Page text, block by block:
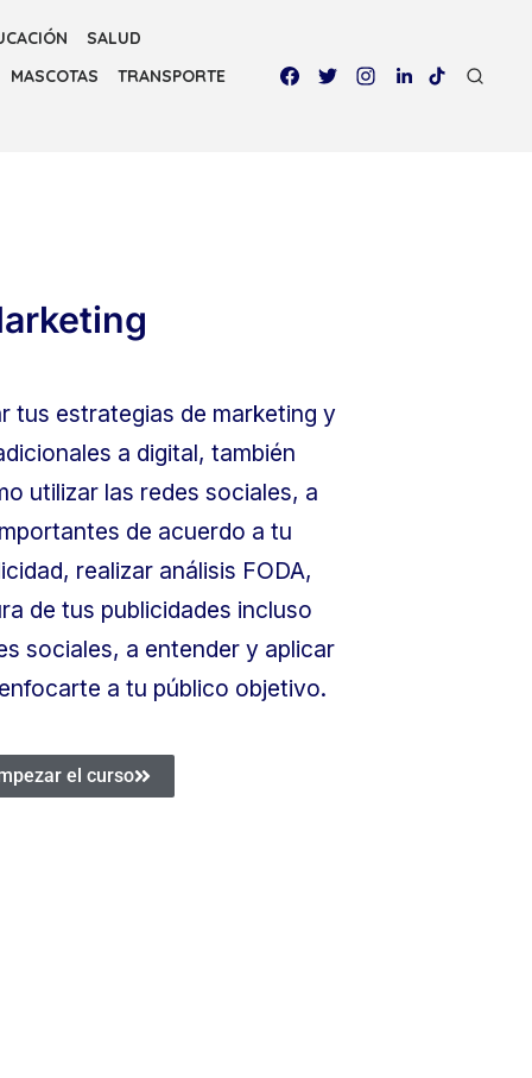
SALUD
MASCOTAS
TRANSPORTE
tus estrategias de marketing y
a digital, también
utilizar las redes sociales, a
de acuerdo a tu
realizar análisis FODA,
de tus publicidades incluso
sociales, a entender y aplicar
a tu público objetivo.
el curso